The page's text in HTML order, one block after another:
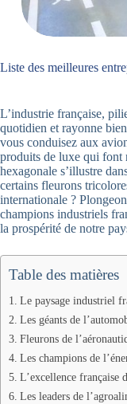
Liste des meilleures
L’industrie française,
quotidien et rayonne
vous conduisez aux
produits de luxe qui font
hexagonale s’illustre
certains fleurons
internationale ?
champions industriels
la prospérité de notre
Table des matières
Le paysage industriel
Les géants de
Fleurons de
Les champions de
L’excellence française
Les leaders de